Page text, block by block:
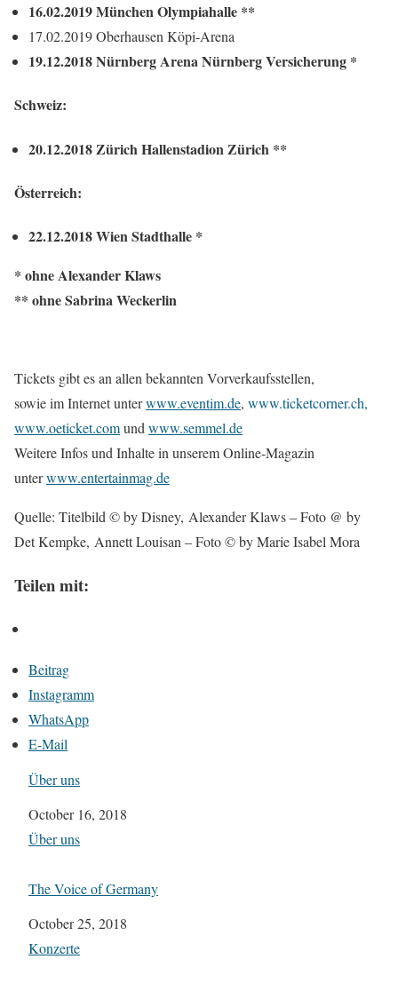
16.02.2019 München Olympiahalle **
17.02.2019 Oberhausen Köpi-Arena
19.12.2018 Nürnberg Arena Nürnberg Versicherung *
Schweiz:
20.12.2018 Zürich Hallenstadion Zürich **
Österreich:
22.12.2018 Wien Stadthalle *
* ohne Alexander Klaws
** ohne Sabrina Weckerlin
Tickets gibt es an allen bekannten Vorverkaufsstellen,
sowie im Internet unterwww.eventim.de, www.ticketcorner.ch,
www.oeticket.comund www.semmel.de
Weitere Infos und Inhalte in unserem Online-Magazin
unterwww.entertainmag.de
Quelle: Titelbild © by Disney, Alexander Klaws – Foto @ by
Det Kempke, Annett Louisan – Foto © by Marie Isabel Mora
Teilen mit:
Beitrag
Instagramm
WhatsApp
E-Mail
Über uns
Datum
October 16, 2018
In Bezug auf
Über uns
The Voice of Germany
Datum
October 25, 2018
In Bezug auf
Konzerte